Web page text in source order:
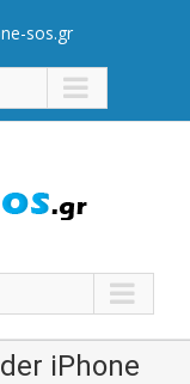
sos.gr
iPhone